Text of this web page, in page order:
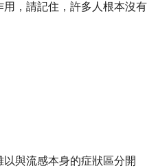
，請記住，許多人根本沒有
與流感本身的症狀區分開